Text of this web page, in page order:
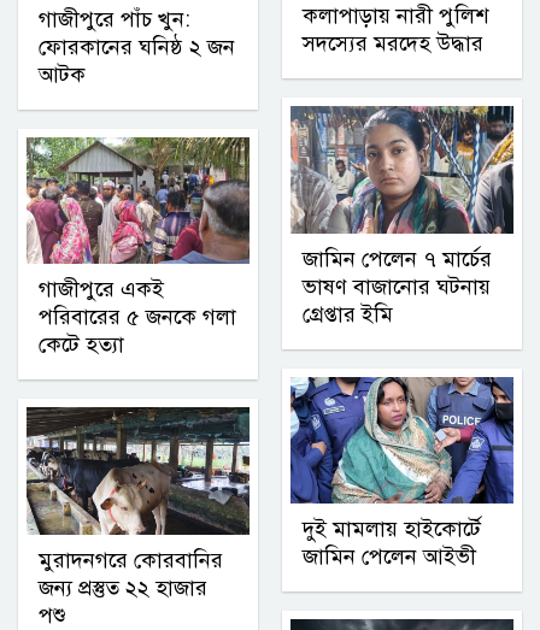
গাজীপুরে পাঁচ খুন:
ফোরকানের ঘনিষ্ঠ ২ জন
আটক
গাজীপুরে একই
পরিবারের ৫ জনকে গলা
কেটে হত্যা
মুরাদনগরে কোরবানির
জন্য প্রস্তুত ২২ হাজার
পশু
কলাপাড়ায় নারী পুলিশ
সদস্যের মরদেহ উদ্ধার
জামিন পেলেন ৭ মার্চের
ভাষণ বাজানোর ঘটনায়
গ্রেপ্তার ইমি
দুই মামলায় হাইকোর্টে
জামিন পেলেন আইভী